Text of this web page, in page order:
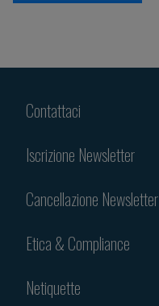
Contattaci
Iscrizione Newsletter
Cancellazione Newsletter
Etica & Compliance
Netiquette